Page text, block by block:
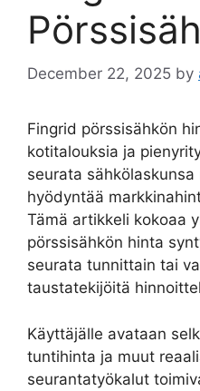
December 22, 2025 by
Fingrid pörssisähkön
kotitalouksia ja
seurata
hyödyntää
Tämä artikkeli kokoaa
pörssisähkön hinta
seurata tunnittain tai
taustatekijöitä
Käyttäjälle avataan
tuntihinta ja muut
seurantatyökalut